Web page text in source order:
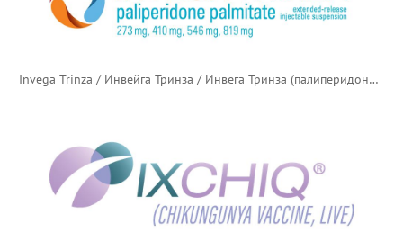
Invega Trinza / Инвейга Тринза / Инвега Тринза (палиперидона пальмитат)